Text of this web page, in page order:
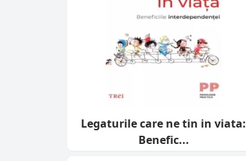
Legaturile care ne tin in viata:
Benefic...